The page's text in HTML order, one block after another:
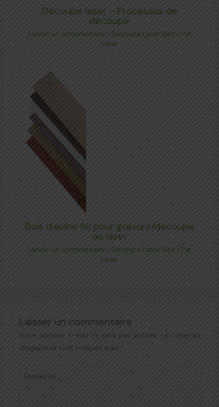
Découpe laser – Processus de
découpe
Laisser un commentaire / Découpe Laser Bois / Par
Laser
Bois d’aulne fin pour gravure/découpe
au laser
Laisser un commentaire / Découpe Laser Bois / Par
Laser
Laisser un commentaire
Votre adresse e-mail ne sera pas publiée. Les champs
obligatoires sont indiqués avec *
Écrivez